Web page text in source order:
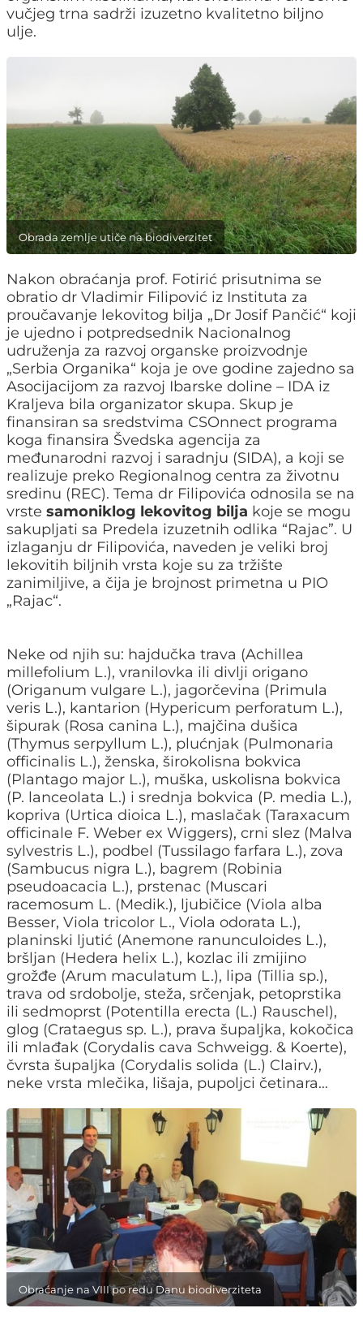
vučjeg trna sadrži izuzetno kvalitetno biljno
ulje.
Obrada zemlje utiče na biodiverzitet
Nakon obraćanja prof. Fotirić prisutnima se
obratio dr Vladimir Filipović iz Instituta za
proučavanje lekovitog bilja „Dr Josif Pančić“ koji
je ujedno i potpredsednik Nacionalnog
udruženja za razvoj organske proizvodnje
„Serbia Organika“ koja je ove godine zajedno sa
Asocijacijom za razvoj Ibarske doline – IDA iz
Kraljeva bila organizator skupa. Skup je
finansiran sa sredstvima CSOnnect programa
koga finansira Švedska agencija za
međunarodni razvoj i saradnju (SIDA), a koji se
realizuje preko Regionalnog centra za životnu
sredinu (REC). Tema dr Filipovića odnosila se na
vrste samoniklog lekovitog bilja koje se mogu
sakupljati sa Predela izuzetnih odlika “Rajac”. U
izlaganju dr Filipovića, naveden je veliki broj
lekovitih biljnih vrsta koje su za tržište
zanimiljive, a čija je brojnost primetna u PIO
„Rajac“.
Neke od njih su: hajdučka trava (Achillea
millefolium L.), vranilovka ili divlji origano
(Origanum vulgare L.), jagorčevina (Primula
veris L.), kantarion (Hypericum perforatum L.),
šipurak (Rosa canina L.), majčina dušica
(Thymus serpyllum L.), plućnjak (Pulmonaria
officinalis L.), ženska, širokolisna bokvica
(Plantago major L.), muška, uskolisna bokvica
(P. lanceolata L.) i srednja bokvica (P. media L.),
kopriva (Urtica dioica L.), maslačak (Taraxacum
officinale F. Weber ex Wiggers), crni slez (Malva
sylvestris L.), podbel (Tussilago farfara L.), zova
(Sambucus nigra L.), bagrem (Robinia
pseudoacacia L.), prstenac (Muscari
racemosum L. (Medik.), ljubičice (Viola alba
Besser, Viola tricolor L., Viola odorata L.),
planinski ljutić (Anemone ranunculoides L.),
bršljan (Hedera helix L.), kozlac ili zmijino
grožđe (Arum maculatum L.), lipa (Tillia sp.),
trava od srdobolje, steža, srčenjak, petoprstika
ili sedmoprst (Potentilla erecta (L.) Rauschel),
glog (Crataegus sp. L.), prava šupaljka, kokočica
ili mlađak (Corydalis cava Schweigg. & Koerte),
čvrsta šupaljka (Corydalis solida (L.) Clairv.),
neke vrsta mlečika, lišaja, pupoljci četinara…
Obraćanje na VIII po redu Danu biodiverziteta